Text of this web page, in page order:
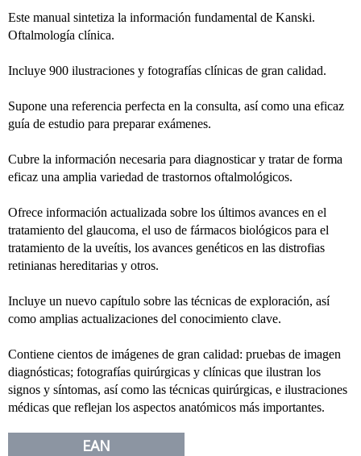
Este manual sintetiza la información fundamental de Kanski.
Oftalmología clínica.
Incluye 900 ilustraciones y fotografías clínicas de gran calidad.
Supone una referencia perfecta en la consulta, así como una eficaz
guía de estudio para preparar exámenes.
Cubre la información necesaria para diagnosticar y tratar de forma
eficaz una amplia variedad de trastornos oftalmológicos.
Ofrece información actualizada sobre los últimos avances en el
tratamiento del glaucoma, el uso de fármacos biológicos para el
tratamiento de la uveítis, los avances genéticos en las distrofias
retinianas hereditarias y otros.
Incluye un nuevo capítulo sobre las técnicas de exploración, así
como amplias actualizaciones del conocimiento clave.
Contiene cientos de imágenes de gran calidad: pruebas de imagen
diagnósticas; fotografías quirúrgicas y clínicas que ilustran los
signos y síntomas, así como las técnicas quirúrgicas, e ilustraciones
médicas que reflejan los aspectos anatómicos más importantes.
EAN